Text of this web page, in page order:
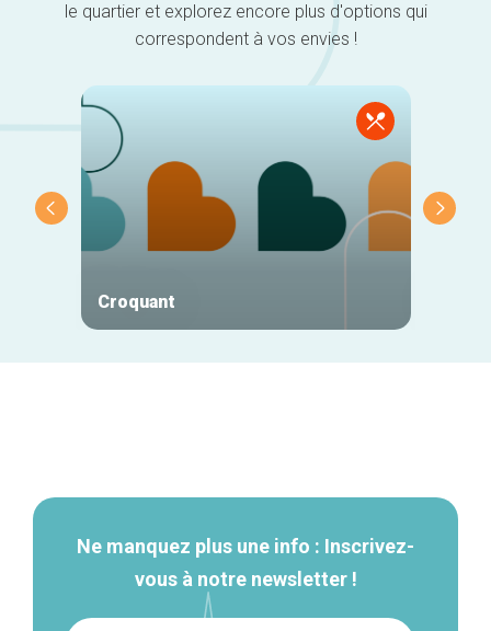
le quartier et explorez encore plus d'options qui
correspondent à vos envies !
Croquant
Ne manquez plus une info : Inscrivez-
vous à notre newsletter !